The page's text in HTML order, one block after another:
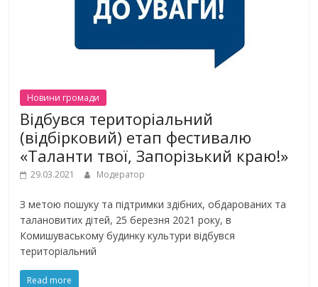
Новини громади
Відбувся територіальний
(відбірковий) етап фестивалю
«Таланти твої, Запорізький краю!»
29.03.2021 Модератор
З метою пошуку та підтримки здібних, обдарованих та
талановитих дітей, 25 березня 2021 року, в
Комишуваському будинку культури відбувся
територіальний
Read more